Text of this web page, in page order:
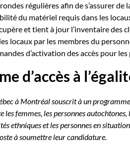
régulières afin de s’assurer de
du matériel requis dans les
et tient à jour l’inventaire des
locaux par les membres du
d’activation des accès pour
d’accès à
à Montréal souscrit à un
les femmes, les personnes
ethniques et les personnes en
à soumettre leur candidature.